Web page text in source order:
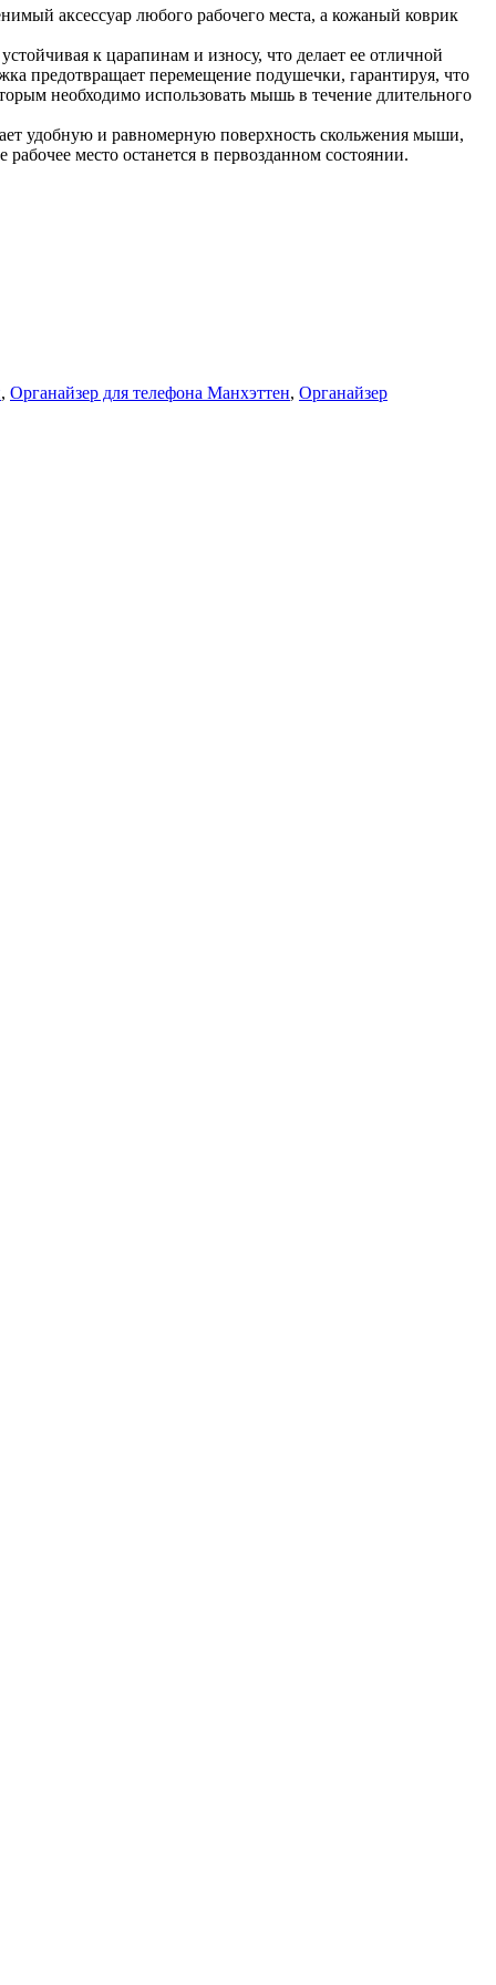
аксессуар любого рабочего места, а кожаный коврик
к царапинам и износу, что делает ее отличной
предотвращает перемещение подушечки, гарантируя, что
необходимо использовать мышь в течение длительного
удобную и равномерную поверхность скольжения мыши,
место останется в первозданном состоянии.
, Органайзер для телефона Манхэттен, Органайзер